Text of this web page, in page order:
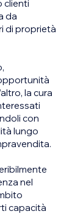
clienti
da
di proprietà
la cura
con
lungo
nel
capacità